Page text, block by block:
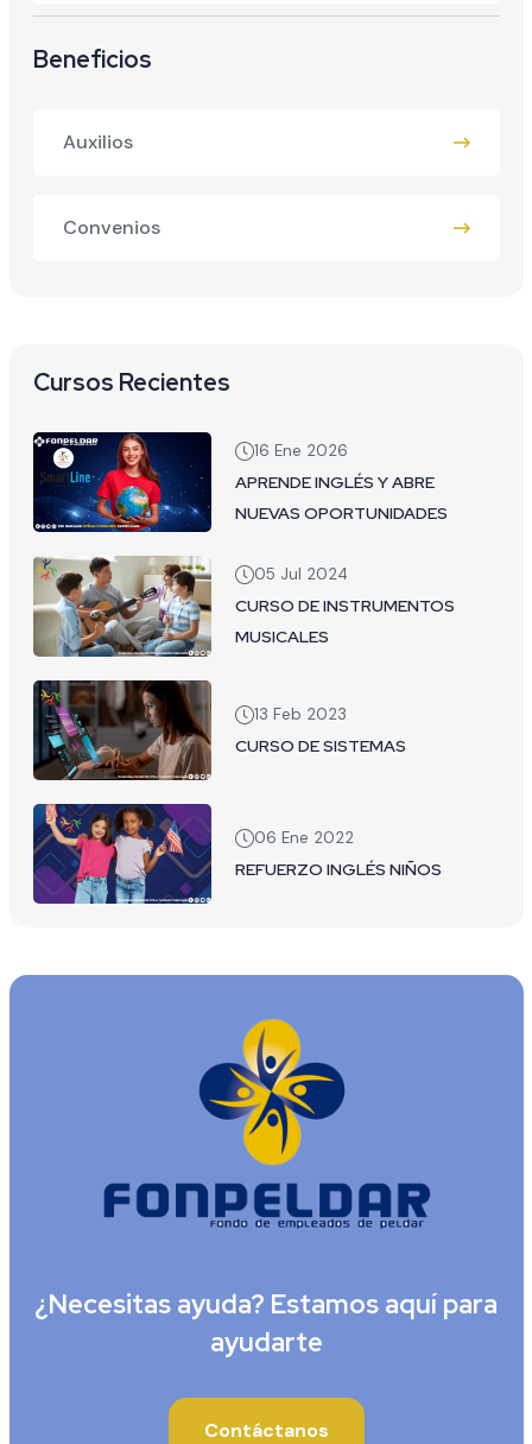
Beneficios
Auxilios
Convenios
Cursos Recientes
16 Ene 2026
APRENDE INGLÉS Y ABRE
NUEVAS OPORTUNIDADES
05 Jul 2024
CURSO DE INSTRUMENTOS
MUSICALES
13 Feb 2023
CURSO DE SISTEMAS
06 Ene 2022
REFUERZO INGLÉS NIÑOS
¿Necesitas ayuda? Estamos aquí para
ayudarte
Contáctanos